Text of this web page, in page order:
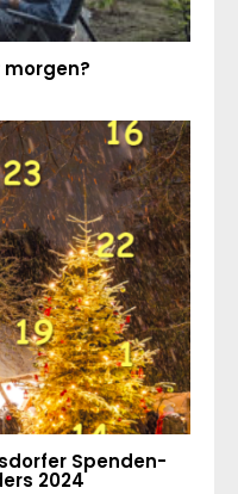
morgen?
Spenden-
2024